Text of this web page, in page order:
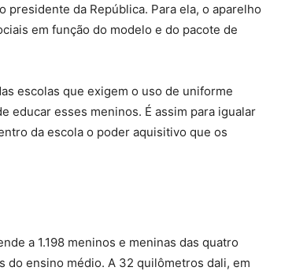
presidente da República. Para ela, o aparelho
em função do modelo e do pacote de
escolas que exigem o uso de uniforme
educar esses meninos. É assim para igualar
da escola o poder aquisitivo que os
a 1.198 meninos e meninas das quatro
do ensino médio. A 32 quilômetros dali, em